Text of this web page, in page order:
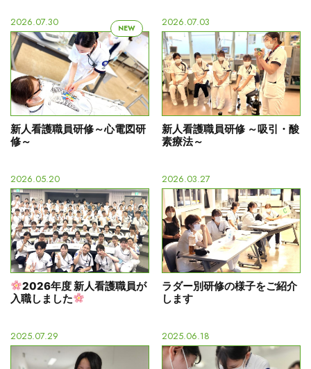
2026.07.30 NEW
新人看護職員研修～心電図研
修～
2026.07.03
新人看護職員研修 ～吸引・酸
素療法～
2026.05.20
2026年度 新人看護職員が
入職しました
2026.03.27
ラダー別研修の様子をご紹介
します
2025.07.29 2025.06.18